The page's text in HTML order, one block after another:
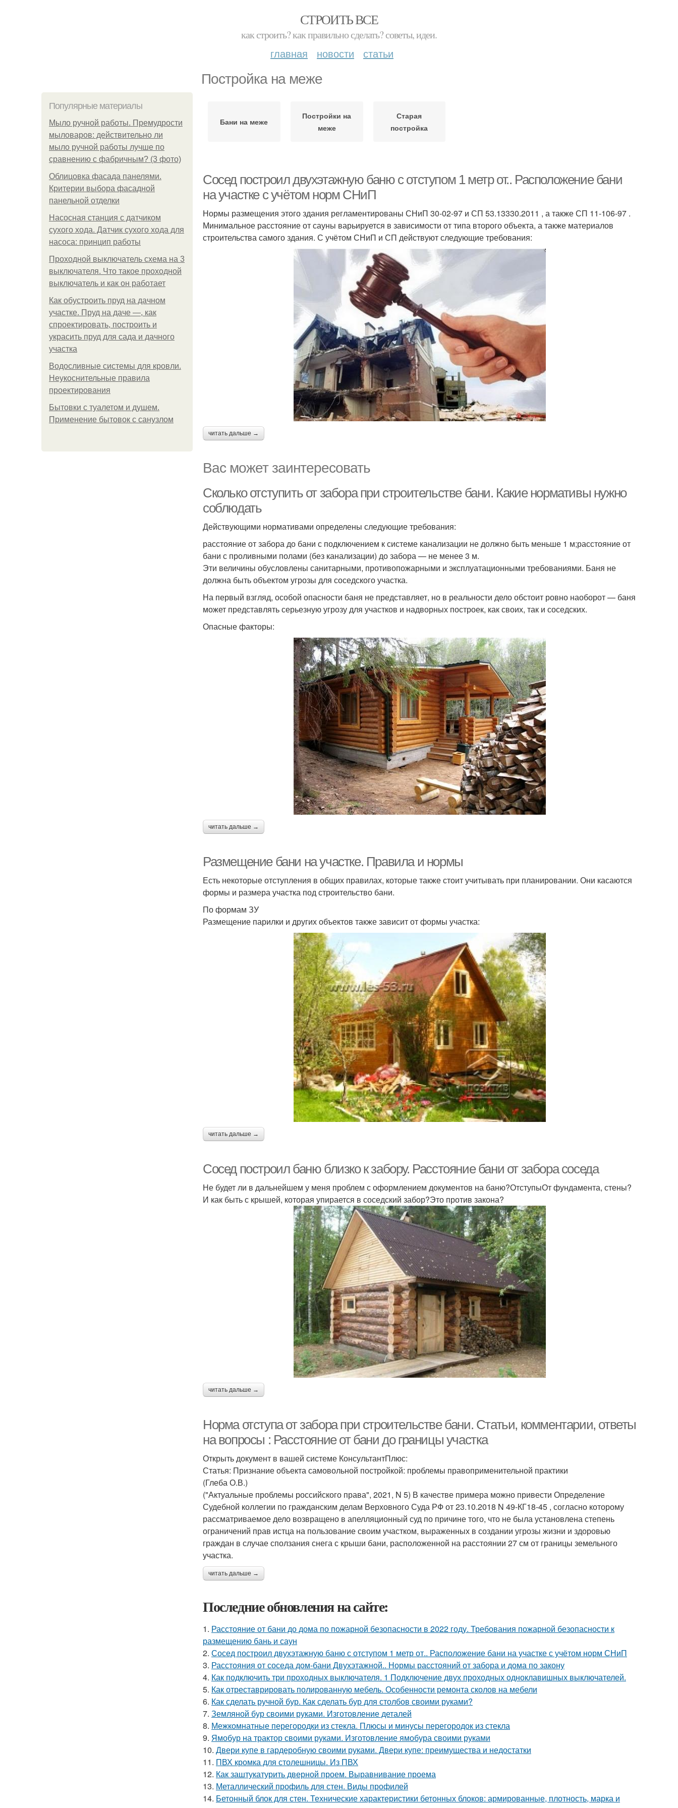
СТРОИТЬ ВСЕ
как строить? как правильно сделать? советы, идеи.
главная новости статьи
Постройка на меже
Популярные материалы
Мыло ручной работы. Премудрости
мыловаров: действительно ли
мыло ручной работы лучше по
сравнению с фабричным? (3 фото)
Облицовка фасада панелями.
Критерии выбора фасадной
панельной отделки
Насосная станция с датчиком
сухого хода. Датчик сухого хода для
насоса: принцип работы
Проходной выключатель схема на 3
выключателя. Что такое проходной
выключатель и как он работает
Как обустроить пруд на дачном
участке. Пруд на даче —, как
спроектировать, построить и
украсить пруд для сада и дачного
участка
Водосливные системы для кровли.
Неукоснительные правила
проектирования
Бытовки с туалетом и душем.
Применение бытовок с санузлом
Бани на меже
Постройки на
меже
Старая
постройка
Сосед построил двухэтажную баню с отступом 1 метр от.. Расположение бани
на участке с учётом норм СНиП
Нормы размещения этого здания регламентированы СНиП 30-02-97 и СП 53.13330.2011 , а также СП 11-106-97 .
Минимальное расстояние от сауны варьируется в зависимости от типа второго объекта, а также материалов
строительства самого здания. С учётом СНиП и СП действуют следующие требования:
читать дальше →
Вас может заинтересовать
Сколько отступить от забора при строительстве бани. Какие нормативы нужно
соблюдать
Действующими нормативами определены следующие требования:
расстояние от забора до бани с подключением к системе канализации не должно быть меньше 1 м;расстояние от
бани с проливными полами (без канализации) до забора — не менее 3 м.
Эти величины обусловлены санитарными, противопожарными и эксплуатационными требованиями. Баня не
должна быть объектом угрозы для соседского участка.
На первый взгляд, особой опасности баня не представляет, но в реальности дело обстоит ровно наоборот — баня
может представлять серьезную угрозу для участков и надворных построек, как своих, так и соседских.
Опасные факторы:
читать дальше →
Размещение бани на участке. Правила и нормы
Есть некоторые отступления в общих правилах, которые также стоит учитывать при планировании. Они касаются
формы и размера участка под строительство бани.
По формам ЗУ
Размещение парилки и других объектов также зависит от формы участка:
читать дальше →
Сосед построил баню близко к забору. Расстояние бани от забора соседа
Не будет ли в дальнейшем у меня проблем с оформлением документов на баню?ОтступыОт фундамента, стены?
И как быть с крышей, которая упирается в соседский забор?Это против закона?
читать дальше →
Норма отступа от забора при строительстве бани. Статьи, комментарии, ответы
на вопросы : Расстояние от бани до границы участка
Открыть документ в вашей системе КонсультантПлюс:
Статья: Признание объекта самовольной постройкой: проблемы правоприменительной практики
(Глеба О.В.)
("Актуальные проблемы российского права", 2021, N 5) В качестве примера можно привести Определение
Судебной коллегии по гражданским делам Верховного Суда РФ от 23.10.2018 N 49-КГ18-45 , согласно которому
рассматриваемое дело возвращено в апелляционный суд по причине того, что не была установлена степень
ограничений прав истца на пользование своим участком, выраженных в создании угрозы жизни и здоровью
граждан в случае сползания снега с крыши бани, расположенной на расстоянии 27 см от границы земельного
участка.
читать дальше →
Последние обновления на сайте:
1. Расстояние от бани до дома по пожарной безопасности в 2022 году. Требования пожарной безопасности к
размещению бань и саун
2. Сосед построил двухэтажную баню с отступом 1 метр от.. Расположение бани на участке с учётом норм СНиП
3. Расстояния от соседа дом-бани Двухэтажной.. Нормы расстояний от забора и дома по закону
4. Как подключить три проходных выключателя. 1 Подключение двух проходных одноклавишных выключателей.
5. Как отреставрировать полированную мебель. Особенности ремонта сколов на мебели
6. Как сделать ручной бур. Как сделать бур для столбов своими руками?
7. Земляной бур своими руками. Изготовление деталей
8. Межкомнатные перегородки из стекла. Плюсы и минусы перегородок из стекла
9. Ямобур на трактор своими руками. Изготовление ямобура своими руками
10. Двери купе в гардеробную своими руками. Двери купе: преимущества и недостатки
11. ПВХ кромка для столешницы. Из ПВХ
12. Как заштукатурить дверной проем. Выравнивание проема
13. Металлический профиль для стен. Виды профилей
14. Бетонный блок для стен. Технические характеристики бетонных блоков: армированные, плотность, марка и